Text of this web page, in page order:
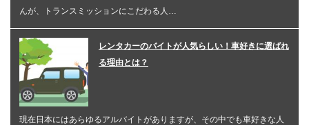
んが、トランスミッションにこだわる人…
レンタカーのバイトが人気らしい！車好きに選ばれ
る理由とは？
現在日本にはあらゆるアルバイトがありますが、その中でも車好きな人